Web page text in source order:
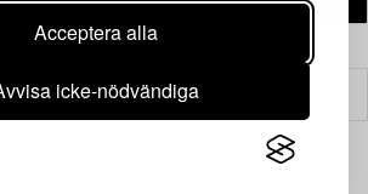
Acceptera alla
icke-nödvändiga
Filter
ALLA